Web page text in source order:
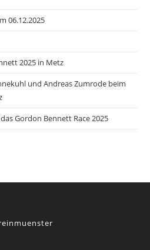
06.12.2025
2025 in Metz
und Andreas Zumrode beim
Gordon Bennett Race 2025